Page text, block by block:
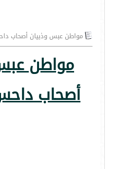
مواطن عبس وذبيان أصحاب
مواطن
أصحاب